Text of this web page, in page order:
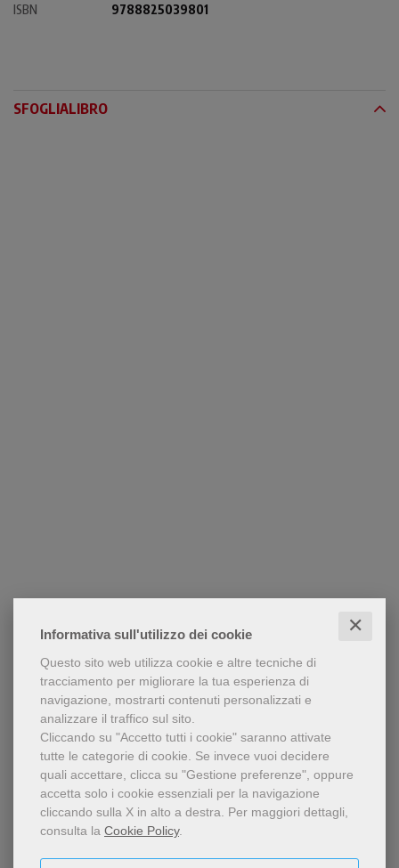
Informativa sull'utilizzo dei cookie ✕
Questo sito web utilizza cookie e altre tecniche di
tracciamento per migliorare la tua esperienza di
navigazione, mostrarti contenuti personalizzati e
analizzare il traffico sul sito.
Cliccando su "Accetto tutti i cookie" saranno attivate
tutte le categorie di cookie. Se invece vuoi decidere
quali accettare, clicca su "Gestione preferenze", oppure
accetta solo i cookie essenziali per la navigazione
cliccando sulla X in alto a destra. Per maggiori dettagli,
consulta la Cookie Policy.
ISBN
9788825039801
SFOGLIALIBRO